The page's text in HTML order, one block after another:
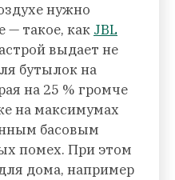
нужно
— такое, как JBL
выдает не
бутылок на
на 25 % громче
на максимумах
басовым
помех. При этом
дома, например